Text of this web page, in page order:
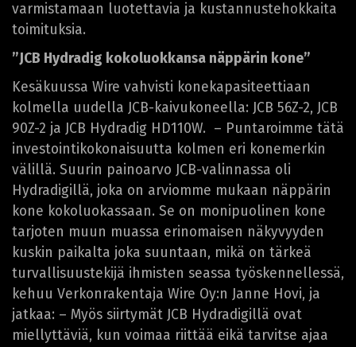
varmistamaan luotettavia ja kustannustehokkaita
toimituksia.
”JCB Hydradig kokoluokkansa näppärin kone”
Kesäkuussa Wire vahvisti konekapasiteettiaan
kolmella uudella JCB-kaivukoneella: JCB 56Z-2, JCB
90Z-2 ja JCB Hydradig HD110W. – Puntaroimme tätä
investointikokonaisuutta kolmen eri konemerkin
välillä. Suurin painoarvo JCB-valinnassa oli
Hydradigillä, joka on arviomme mukaan näppärin
kone kokoluokassaan. Se on monipuolinen kone
tarjoten muun muassa erinomaisen näkyvyyden
kuskin paikalta joka suuntaan, mikä on tärkeä
turvallisuustekijä ihmisten seassa työskennellessä,
kehuu Verkonrakentaja Wire Oy:n Janne Hovi, ja
jatkaa: – Myös siirtymät JCB Hydradigillä ovat
miellyttäviä, kun voimaa riittää eikä tarvitse ajaa